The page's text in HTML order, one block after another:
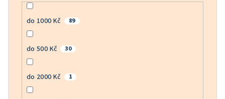
do 1000 Kč 89
do 500 Kč 30
do 2000 Kč 1